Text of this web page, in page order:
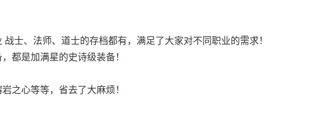
士、法师、道士的存档都有，满足了大家对不同职业的需求！
都是加满星的史诗级装备！
之心等等，省去了大麻烦！